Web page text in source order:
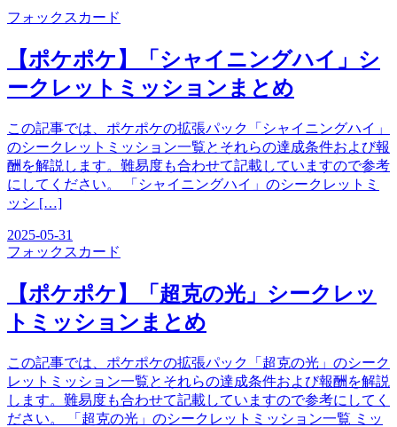
フォックス カード
【ポケポケ】「シャイニングハイ」シ
ークレットミッションまとめ
この記事では、ポケポケの拡張パック「シャイニングハイ」
のシークレットミッション一覧とそれらの達成条件および報
酬を解説します。難易度も合わせて記載していますので参考
にしてください。 「シャイニングハイ」のシークレットミ
ッシ […]
2025-05-31
フォックス カード
【ポケポケ】「超克の光」シークレッ
トミッションまとめ
この記事では、ポケポケの拡張パック「超克の光」のシーク
レットミッション一覧とそれらの達成条件および報酬を解説
します。難易度も合わせて記載していますので参考にしてく
ださい。 「超克の光」のシークレットミッション一覧 ミッ